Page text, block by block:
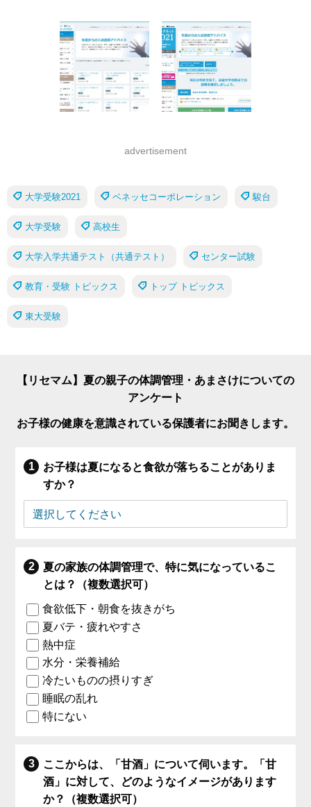
advertisement
大学受験2021 ベネッセコーポレーション 駿台
大学受験 高校生
大学入学共通テスト（共通テスト） センター試験
教育・受験 トピックス トップ トピックス
東大受験
【リセマム】夏の親子の体調管理・あまさけについての
アンケート
お子様の健康を意識されている保護者にお聞きします。
お子様は夏になると食欲が落ちることがありま
すか？
夏の家族の体調管理で、特に気になっているこ
とは？（複数選択可）
食欲低下・朝食を抜きがち
夏バテ・疲れやすさ
熱中症
水分・栄養補給
冷たいものの摂りすぎ
睡眠の乱れ
特にない
ここからは、「甘酒」について伺います。「甘
酒」に対して、どのようなイメージがあります
か？（複数選択可）